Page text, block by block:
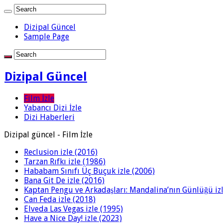
Dizipal Güncel
Sample Page
Dizipal Güncel
Film İzle
Yabancı Dizi İzle
Dizi Haberleri
Dizipal güncel - Film İzle
Reclusion izle (2016)
Tarzan Rıfkı izle (1986)
Hababam Sınıfı Üç Buçuk izle (2006)
Bana Git De izle (2016)
Kaptan Pengu ve Arkadaşları: Mandalina’nın Günlüğü
Can Feda izle (2018)
Elveda Las Vegas izle (1995)
Have a Nice Day! izle (2023)